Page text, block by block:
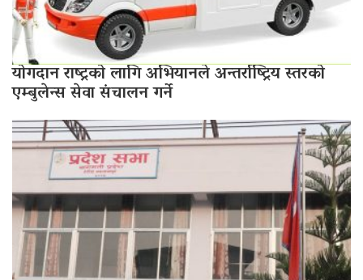
योगदान राष्ट्रको लागि अभियानले अन्तर्राष्ट्रिय स्तरको
एम्बुलेन्स सेवा संचालन गर्ने